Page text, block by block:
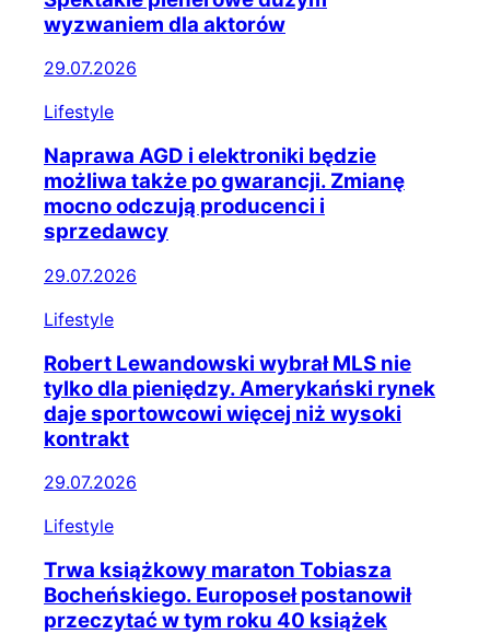
wyzwaniem dla aktorów
29.07.2026
Lifestyle
Naprawa AGD i elektroniki będzie
możliwa także po gwarancji. Zmianę
mocno odczują producenci i
sprzedawcy
29.07.2026
Lifestyle
Robert Lewandowski wybrał MLS nie
tylko dla pieniędzy. Amerykański rynek
daje sportowcowi więcej niż wysoki
kontrakt
29.07.2026
Lifestyle
Trwa książkowy maraton Tobiasza
Bocheńskiego. Europoseł postanowił
przeczytać w tym roku 40 książek